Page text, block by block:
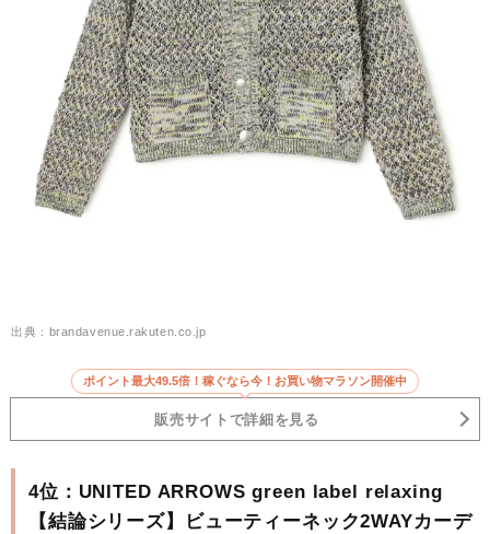
出典：brandavenue.rakuten.co.jp
ポイント最大49.5倍！稼ぐなら今！お買い物マラソン開催中
販売サイトで詳細を見る
4位：UNITED ARROWS green label relaxing
【結論シリーズ】ビューティーネック2WAYカーデ